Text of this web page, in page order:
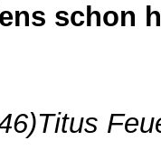
schon
Titus